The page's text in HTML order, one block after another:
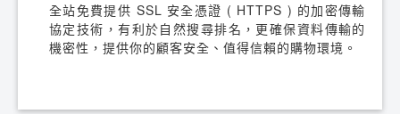
全站免費提供 SSL 安全憑證 ( HTTPS ) 的加密傳輸
協定技術，有利於自然搜尋排名，更確保資料傳輸的
機密性，提供你的顧客安全、值得信賴的購物環境。